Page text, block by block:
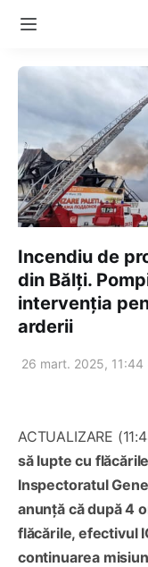
Incendiu de
din Bălți.
intervenția
arderii
26 mart. 2025, 11:44
ACTUALIZARE
să lupte cu
Inspectoratul
anunță că după 4
flăcările, efectivul
continuarea